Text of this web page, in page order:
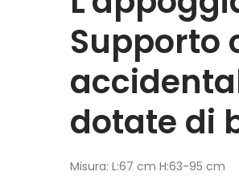
Supporto
dotate di
Misura: L:67 cm H:63-95 cm